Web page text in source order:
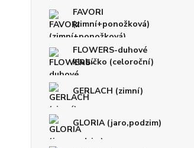
FAVORI
(zimní+ponožková)
FLOWERS-duhové
klubíčko (celoroční)
GERLACH (zimní)
GLORIA (jaro,podzim)